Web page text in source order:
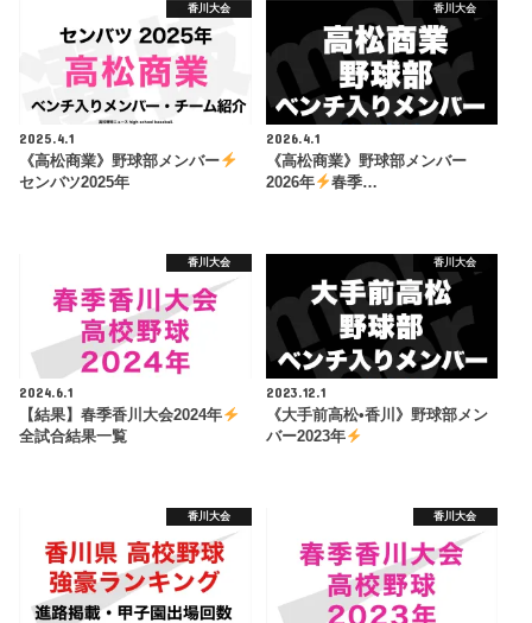
香川大会
2025.4.1
《高松商業》野球部メンバー
センバツ2025年
香川大会
2026.4.1
《高松商業》野球部メンバー
2026年
春季…
香川大会
2024.6.1
【結果】春季香川大会2024年
全試合結果一覧
香川大会
2023.12.1
《大手前高松•香川》野球部メン
バー2023年
香川大会 香川大会